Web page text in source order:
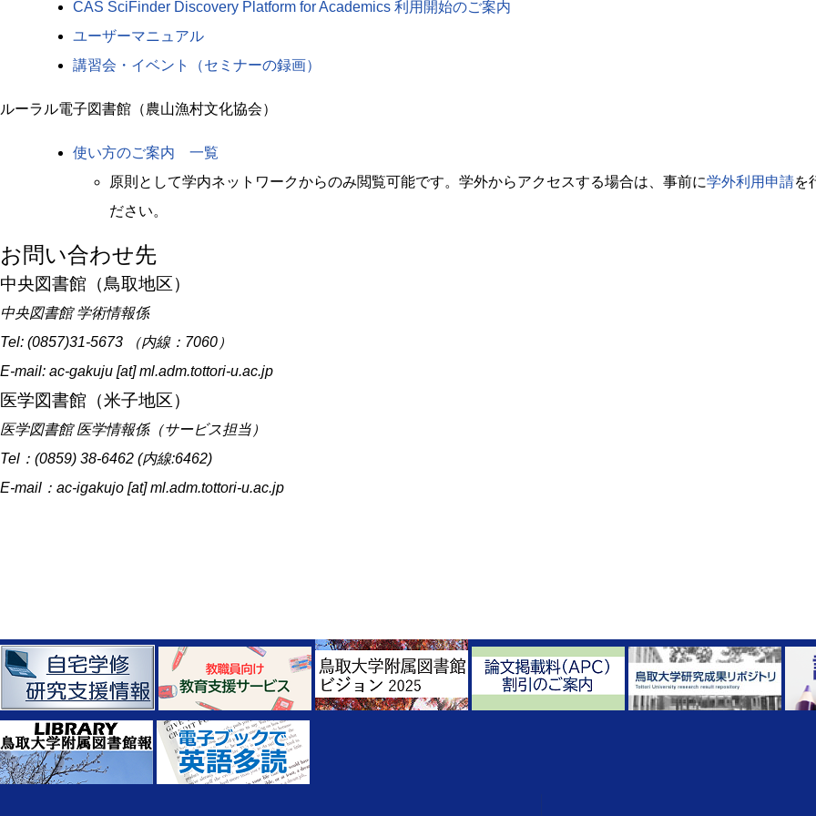
CAS SciFinder Discovery Platform for Academics 利用開始のご案内
ユーザーマニュアル
講習会・イベント（セミナーの録画）
ルーラル電子図書館（農山漁村文化協会）
使い方のご案内 一覧
原則として学内ネットワークからのみ閲覧可能です。学外からアクセスする場合は、事前に学外利用申請を
ださい。
お問い合わせ先
中央図書館（鳥取地区）
中央図書館 学術情報係
Tel: (0857)31-5673 （内線：7060）
E-mail: ac-gakuju [at] ml.adm.tottori-u.ac.jp
医学図書館（米子地区）
医学図書館 医学情報係（サービス担当）
Tel：(0859) 38-6462 (内線:6462)
E-mail：ac-igakujo [at] ml.adm.tottori-u.ac.jp